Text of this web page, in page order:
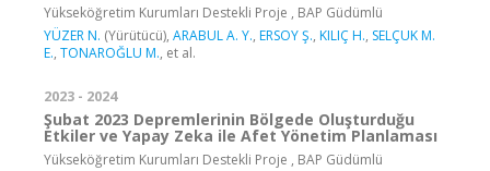
Yükseköğretim Kurumları Destekli Proje , BAP Güdümlü
YÜZER N. (Yürütücü), ARABUL A. Y., ERSOY Ş., KILIÇ H., SELÇUK M.
E., TONAROĞLU M., et al.
2023 - 2024
Şubat 2023 Depremlerinin Bölgede Oluşturduğu
Etkiler ve Yapay Zeka ile Afet Yönetim Planlaması
Yükseköğretim Kurumları Destekli Proje , BAP Güdümlü